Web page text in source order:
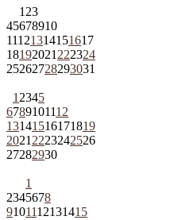
1 23
45678910
11121314151617
18192021 222324
25262728293031
1 2345
6789101112
13141516171819
2021 2223242526
27282930
1
2345678
9101112131415